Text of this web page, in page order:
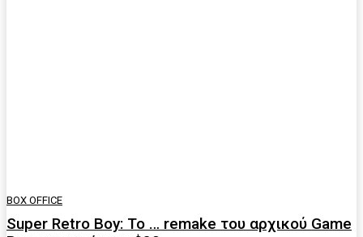
BOX OFFICE
Super Retro Boy: Το … remake του αρχικού Game